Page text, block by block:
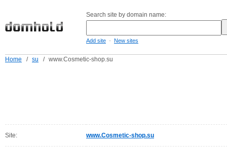
Search site by domain name:
Add site - New sites
Home / su / www.Cosmetic-shop.su
Site: www.Cosmetic-shop.su